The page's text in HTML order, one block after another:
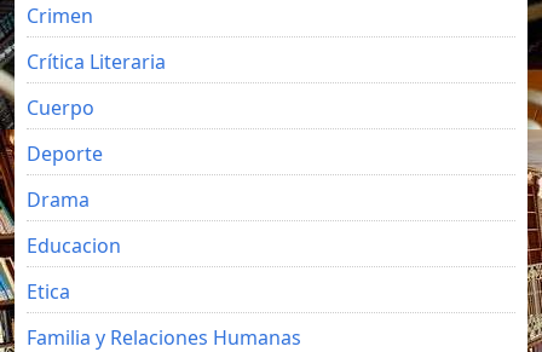
Crimen
Crítica Literaria
Cuerpo
Deporte
Drama
Educacion
Etica
Familia y Relaciones Humanas